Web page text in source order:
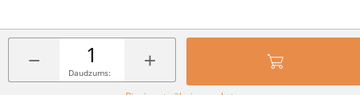
− +
Daudzums: